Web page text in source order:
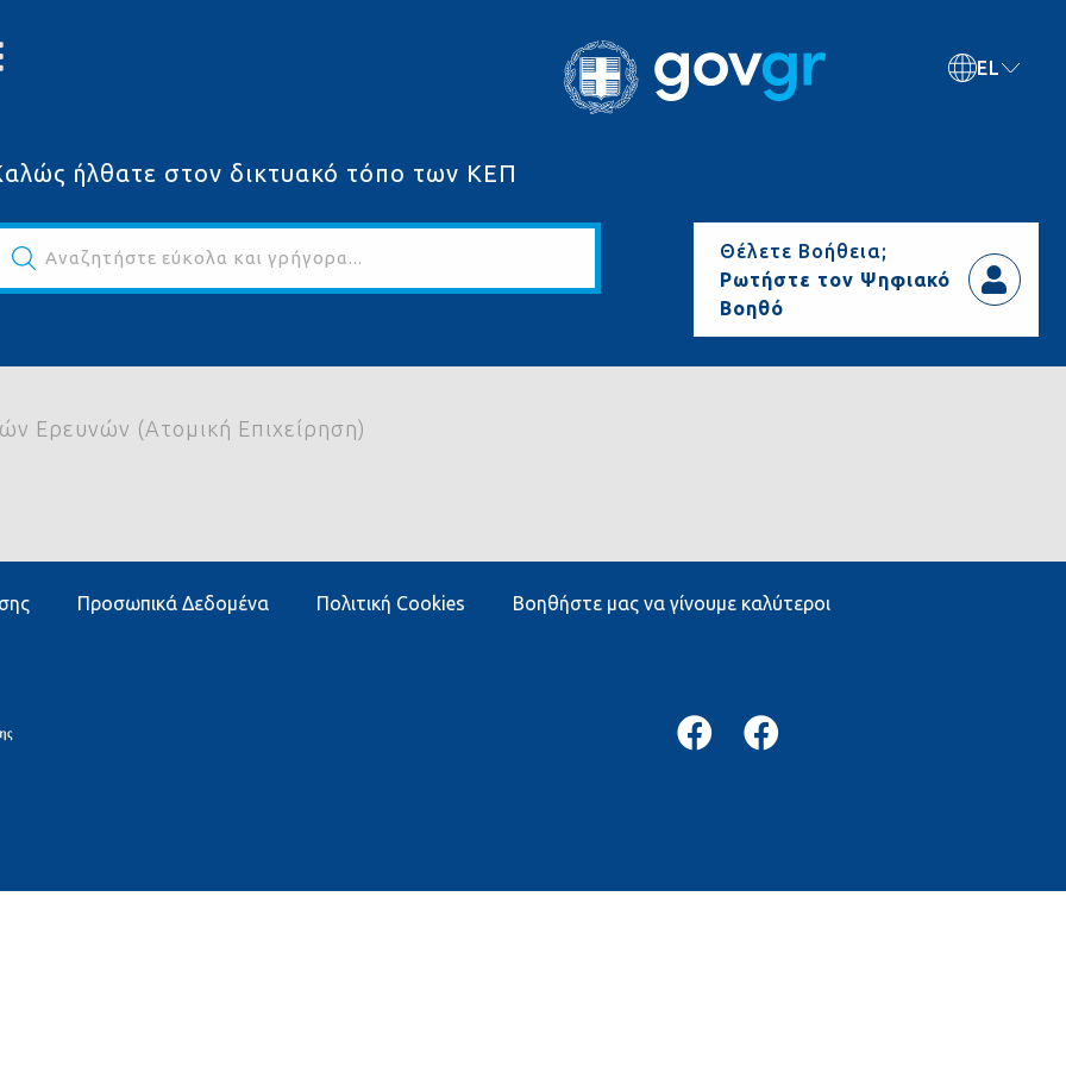
ήλθατε στον δικτυακό τόπο των ΚΕΠ
Αναζητήστε εύκολα και γρήγορα...
EL
Θέλετε Βοήθεια;
Ρωτήστε τον Ψηφιακό
Βοηθό
Ερευνών (Ατομική Επιχείρηση)
Προσωπικά Δεδομένα Πολιτική Cookies Βοηθήστε μας να γίνουμε καλύτεροι